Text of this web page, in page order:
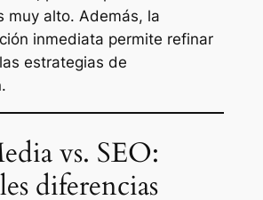
muy alto. Además, la
inmediata permite refinar
estrategias de
vs. SEO:
diferencias